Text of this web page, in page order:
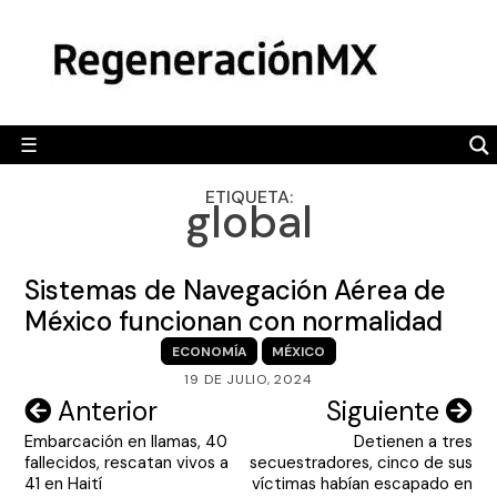
content
☰
POLÍTICA
CAMALEÓN
OPINIÓN
ENGLISH SECTION
VIDEOS
ETIQUETA:
global
Sistemas de Navegación Aérea de
México funcionan con normalidad
ECONOMÍA
MÉXICO
19 DE JULIO, 2024
Navegación
de
entradas
Anterior
Embarcación en llamas, 40
fallecidos, rescatan vivos a
41 en Haití
Siguiente
Detienen a tres
secuestradores, cinco de sus
víctimas habían escapado en